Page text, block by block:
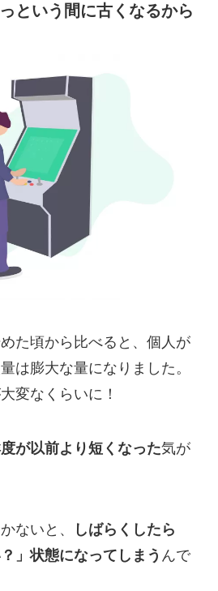
という間に古くなるから
た頃から比べると、個人が
は膨大な量になりました。
変なくらいに！
が以前より短くなった気が
ないと、
しばらくしたら
」状態になってしまう んで